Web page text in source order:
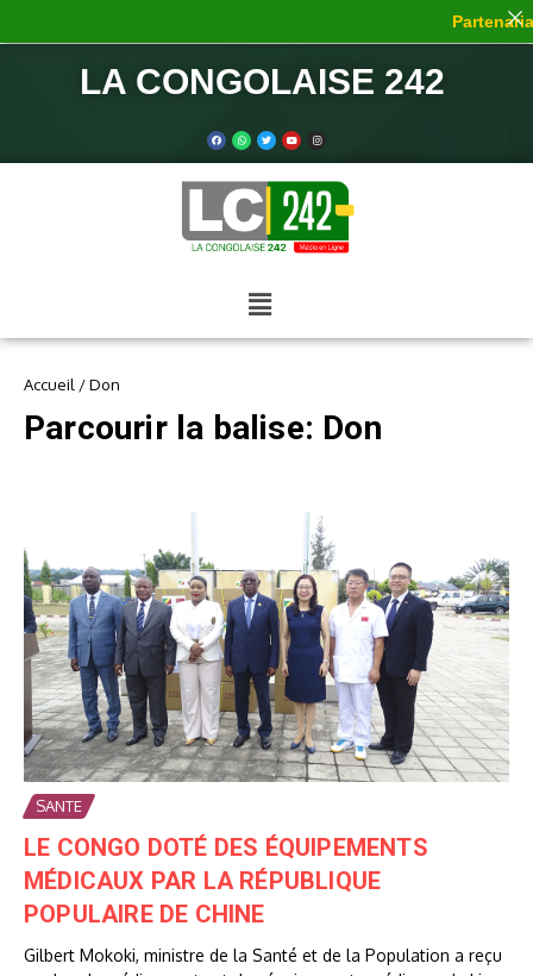
LA CONGOLAISE 242
Accueil /Don
Parcourir la balise: Don
SANTE
LE CONGO DOTÉ DES ÉQUIPEMENTS
MÉDICAUX PAR LA RÉPUBLIQUE
POPULAIRE DE CHINE
Gilbert Mokoki, ministre de la Santé et de la Population a reçu